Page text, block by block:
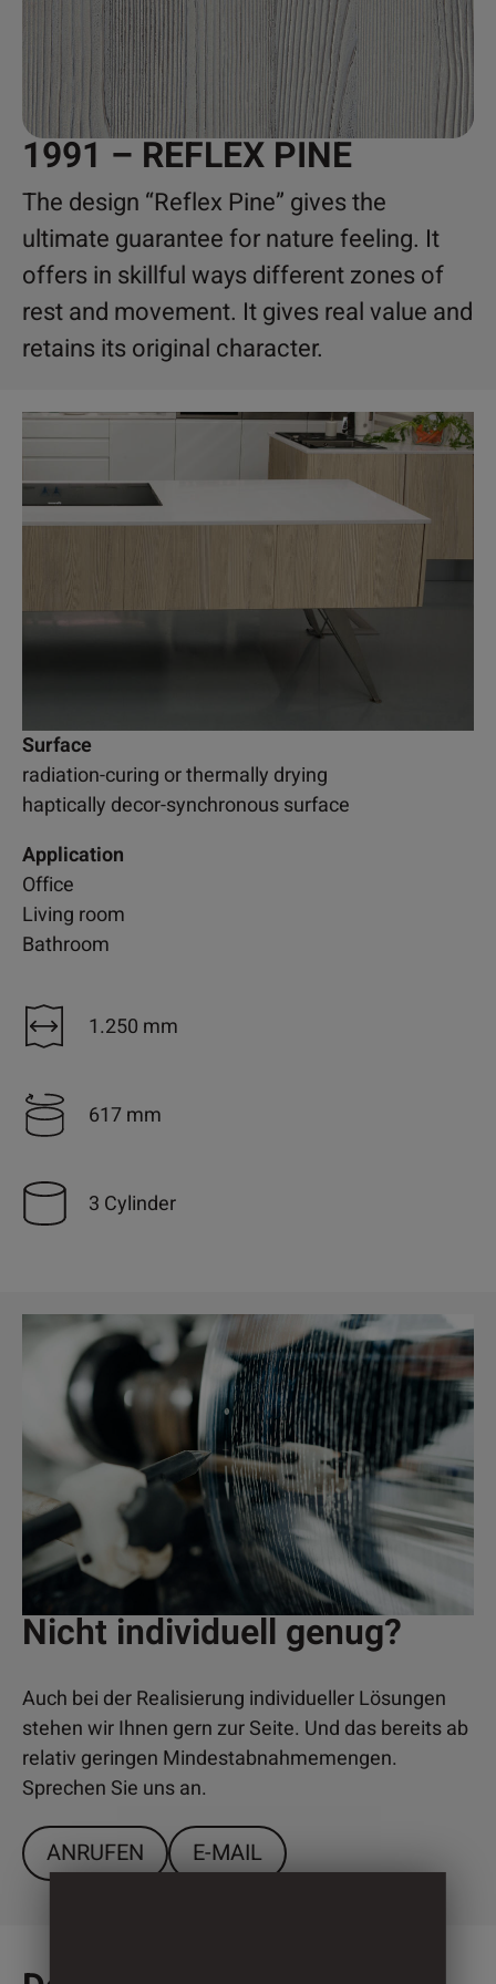
1991 – REFLEX PINE
The design “Reflex Pine” gives the
ultimate guarantee for nature feeling. It
offers in skillful ways different zones of
rest and movement. It gives real value and
retains its original character.
Surface
radiation-curing or thermally drying
haptically decor-synchronous surface
Application
Office
Living room
Bathroom
1.250 mm
617 mm
3 Cylinder
Nicht individuell genug?
Auch bei der Realisierung individueller Lösungen
stehen wir Ihnen gern zur Seite. Und das bereits ab
relativ geringen Mindestabnahmemengen.
Sprechen Sie uns an.
ANRUFEN E-MAIL